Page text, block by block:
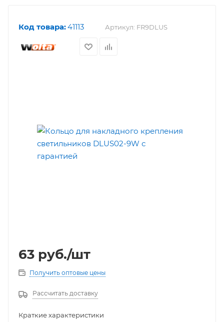
Код товара:41113 Артикул: FR9DLUS
63 руб./шт
Получить оптовые цены
Рассчитать доставку
Краткие характеристики